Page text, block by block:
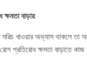
ক্ষমতা বাড়ায়
মরিচ খাওয়ার অভ্যাস থাকলে তা
প্রতিরোধ ক্ষমতা বাড়াতে কাজ